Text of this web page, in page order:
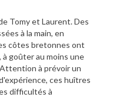
Tomy et Laurent. Des
à la main, en
côtes bretonnes ont
goûter au moins une
à prévoir un
ces huîtres
difficultés à